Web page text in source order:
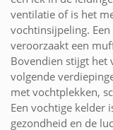
ventilatie of is het
vochtinsijpeling.
veroorzaakt een
Bovendien stijgt het
volgende
met vochtplekken,
Een vochtige kelder
gezondheid en de